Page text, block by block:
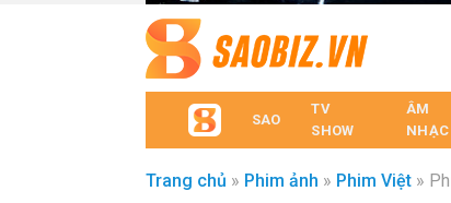
SAO
TV
SHOW
ÂM
NHẠC
Trang chủ » Phim ảnh » Phim Việt »